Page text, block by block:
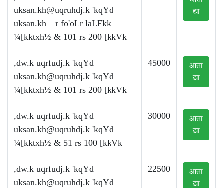
uksan.kh@uqruhdj.k 'kqYd
uksan.kh—r fo'oLr laLFkk
¼[kktxh½ & 101 rs 200 [kkVk
द्या
,dw.k uqrfudj.k 'kqYd
uksan.kh@uqruhdj.k 'kqYd
¼[kktxh½ & 101 rs 200 [kkVk
45000
आता
द्या
,dw.k uqrfudj.k 'kqYd
uksan.kh@uqruhdj.k 'kqYd
¼[kktxh½ & 51 rs 100 [kkVk
30000
आता
द्या
,dw.k uqrfudj.k 'kqYd
uksan.kh@uqruhdj.k 'kqYd
22500
आता
द्या